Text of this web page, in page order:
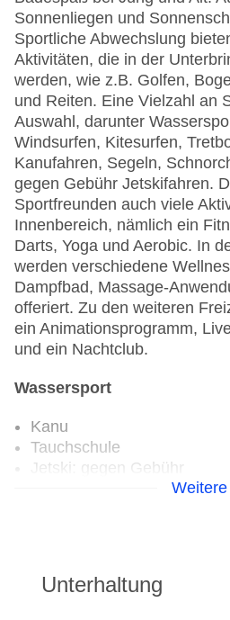
Sonnenliegen und
Sportliche Abwechslung
Aktivitäten, die in der
werden, wie z.B. Golfen,
und Reiten. Eine Vielzahl an
Auswahl, darunter
Windsurfen, Kitesurfen,
Kanufahren, Segeln,
gegen Gebühr Jetskifahren.
Sportfreunden auch viele
Innenbereich, nämlich ein
Darts, Yoga und Aerobic. In
werden verschiedene
Dampfbad, Massage-
offeriert. Zu den weiteren
ein Animationsprogramm,
und ein Nachtclub.
Wassersport
Kanu
Tauchschule
Jetski: gegen Gebühr
Unterhaltung